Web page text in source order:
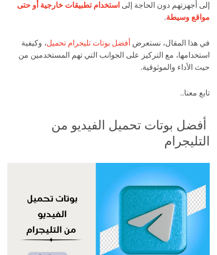
إلى أجهزتهم دون الحاجة إلى استخدام تطبيقات خارجية أو حتى
مواقع وسيطة.
في هذا المقال، نستعرض أفضل بوتات تليجرام تحميل، وكيفية
استخدامها، مع التركيز على الجوانب التي تهم المستخدمين من
حيث الأداء والموثوقية.
تابع معنا..
أفضل بوتات تحميل الفيديو من
التليجرام